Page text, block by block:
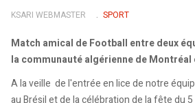
KSARI WEBMASTER SPORT
Match amical de Football entre deux
la communauté algérienne de Montréal
A la veille de l'entrée en lice de notre
au Brésil et de la célébration de la fête du